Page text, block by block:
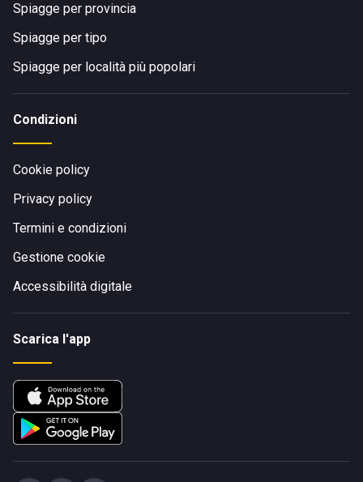
Spiagge per provincia
Spiagge per tipo
Spiagge per località più popolari
Condizioni
Cookie policy
Privacy policy
Termini e condizioni
Gestione cookie
Accessibilità digitale
Scarica l'app